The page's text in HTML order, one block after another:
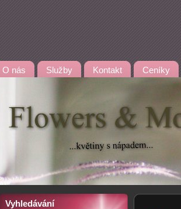
O nás Služby Kontakt Ceníky
Vyhledávání